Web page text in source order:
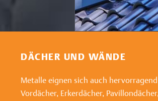
DÄCHER UND WÄNDE
Metalle eignen sich auch
Vordächer, Erkerdächer,